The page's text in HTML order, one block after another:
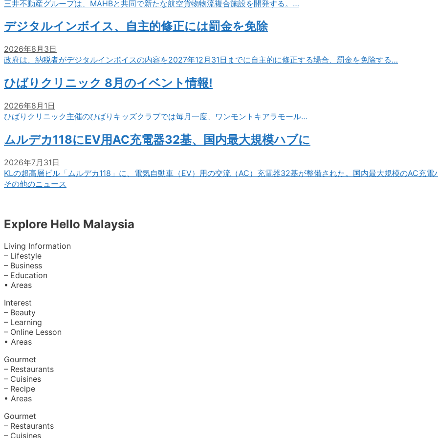
三井不動産グループは、MAHBと共同で新たな航空貨物物流複合施設を開発する。…
デジタルインボイス、自主的修正には罰金を免除
2026年8月3日
政府は、納税者がデジタルインボイスの内容を2027年12月31日までに自主的に修正する場合、罰金を免除する…
ひばりクリニック 8月のイベント情報!
2026年8月1日
ひばりクリニック主催のひばりキッズクラブでは毎月一度、ワンモントキアラモール…
ムルデカ118にEV用AC充電器32基、国内最大規模ハブに
2026年7月31日
KLの超高層ビル「ムルデカ118」に、電気自動車（EV）用の交流（AC）充電器32基が整備された。国内最大規模のAC充
その他のニュース
Explore Hello Malaysia
Living Information
– Lifestyle
– Business
– Education
• Areas
Interest
– Beauty
– Learning
– Online Lesson
• Areas
Gourmet
– Restaurants
– Cuisines
– Recipe
• Areas
Gourmet
– Restaurants
– Cuisines